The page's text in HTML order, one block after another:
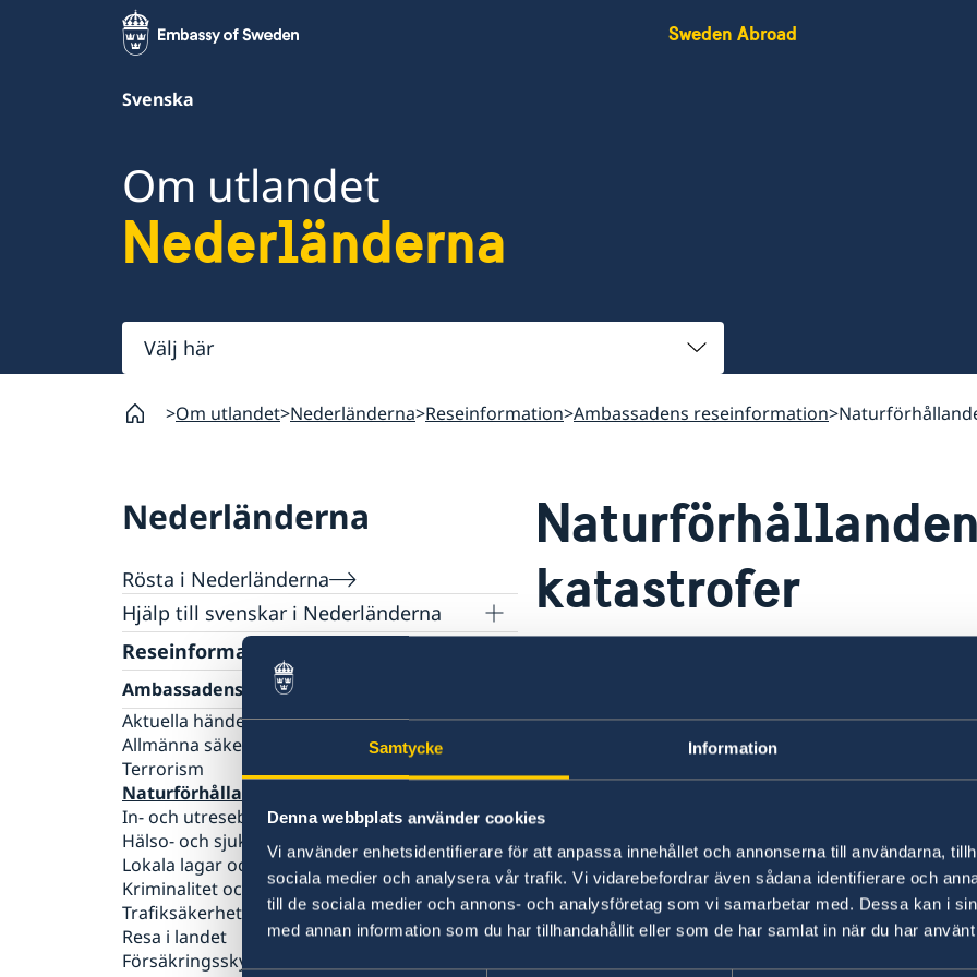
Samtycke Information
Denna webbplats använder cookies
Vi använder enhetsidentifierare för att anpassa innehållet och annonserna till användarna,
sociala medier och analysera vår trafik. Vi vidarebefordrar även sådana identifierare och
till de sociala medier och annons- och analysföretag som vi samarbetar med. Dessa kan i
med annan information som du har tillhandahållit eller som de har samlat in när du har
Sweden Abroad
Svenska
Om utlandet
Nederländerna
Välj
här
Om utlandet Nederländerna Reseinformation Ambassadens reseinformation
Nederländerna
Rösta i Nederländerna
Hjälp till svenskar i Nederländerna
Rösta i Nederländerna
Brevrösta i Nederländerna
Pass och nationellt ID-kort för vuxna
Pass och nationell ID-kort för barn
Samordningsnummer
Om svenskt medborgarskap
Provisoriskt pass
Akut hjälp
Flytta till Nederländerna
Gifta sig i Nederländerna
Arv i internationella situationer
Registrera nyfödd utomlands
Avgifter
Legaliseringar
Reseinformation
Ambassadens reseinformation
Aktuella händelser
Allmänna säkerhetsläget
Terrorism
Naturförhållanden och katastrofer
In- och utresebestämmelser
Hälso- och sjukvård
Lokala lagar och sedvänjor
Kriminalitet och personlig säkerhet
Trafiksäkerhet
Resa i landet
Försäkringsskydd
katastrofer
Klimatet i Nederländerna är i allmänhet
kan kraftiga regnoväder och snöfall orsaka
Vid extremt väder kan Koninklijk Nederlands
en varning enligt en färgskala där "grön"
uppmärksam, vädret innebär viss risk";
farligt" och "röd" betyder "Varning. Stor risk
har framförallt följder för trafiken och ibland
folk att bege sig utomhus så lite som möjligt.
Länk till KNMI
(på nederländska).